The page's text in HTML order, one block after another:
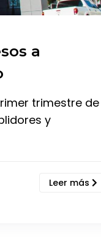
a
trimestre de
y
Leer más